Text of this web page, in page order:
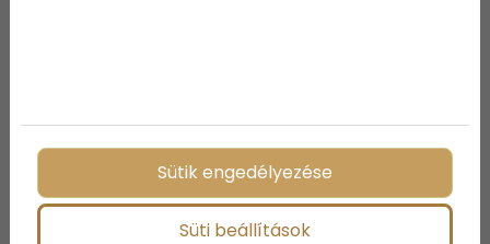
Sütik engedélyezése
Süti beállítások